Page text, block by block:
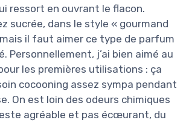
ressort en ouvrant le flacon.
sucrée, dans le style « gourmand
il faut aimer ce type de parfum
Personnellement, j’ai bien aimé au
les premières utilisations : ça
cocooning assez sympa pendant
On est loin des odeurs chimiques
agréable et pas écœurant, du